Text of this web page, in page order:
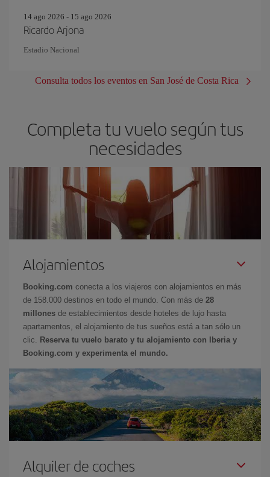
14 ago 2026 - 15 ago 2026
Ricardo Arjona
Estadio Nacional
Consulta todos los eventos en San José de Costa Rica
Completa tu vuelo según tus
necesidades
Alojamientos
Booking.com conecta a los viajeros con alojamientos en más
de 158.000 destinos en todo el mundo. Con más de 28
millones de establecimientos desde hoteles de lujo hasta
apartamentos, el alojamiento de tus sueños está a tan sólo un
clic.
Reserva tu vuelo barato y tu alojamiento con Iberia y
Booking.com y experimenta el mundo.
Alquiler de coches